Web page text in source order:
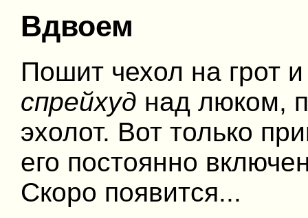
Вдвоем
Пошит чехол на грот
спрейхуд над люком,
эхолот. Вот только
его постоянно
Скоро появится...